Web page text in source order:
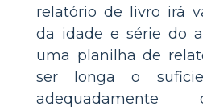
relatório de livro irá
da idade e série do
uma planilha de
ser longa o
adequadamente